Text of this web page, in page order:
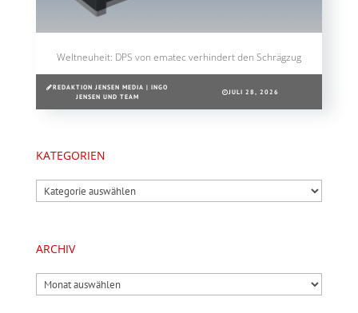
Weltneuheit: DPS von ematec verhindert den Schrägzug
REDAKTION JENSEN MEDIA | INGO
JENSEN UND TEAM
JULI 28, 2026
KATEGORIEN
Kategorien
ARCHIV
Archiv